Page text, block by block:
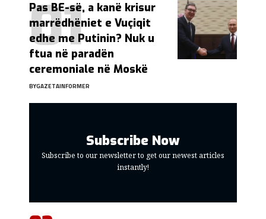
Pas BE-së, a kanë krisur
marrëdhëniet e Vuçiqit
edhe me Putinin? Nuk u
ftua në paradën
ceremoniale në Moskë
BYGAZETAINFORMER
Subscribe Now
Subscribe to our newsletter to get our newest articles
instantly!